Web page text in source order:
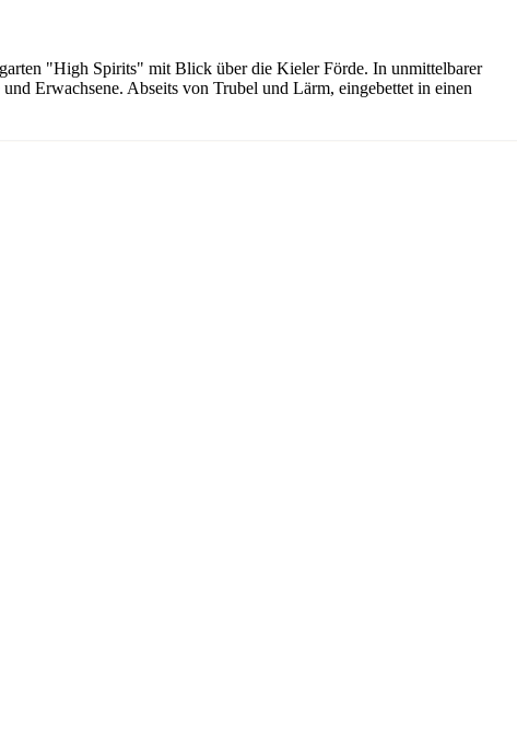
"High Spirits" mit Blick über die Kieler Förde. In unmittelbarer
Erwachsene. Abseits von Trubel und Lärm, eingebettet in einen